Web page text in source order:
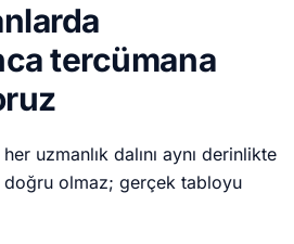
tercümana
uzmanlık dalını aynı derinlikte
olmaz; gerçek tabloyu